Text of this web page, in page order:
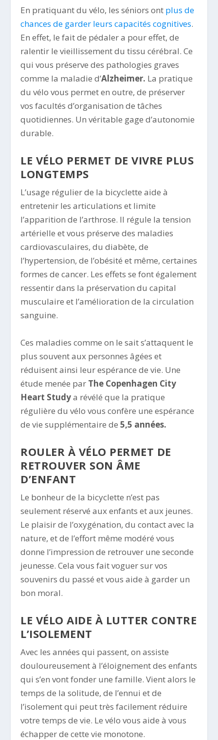
En pratiquant du vélo, les séniors ont plus de
chances de garder leurs capacités cognitives.
En effet, le fait de pédaler a pour effet, de
ralentir le vieillissement du tissu cérébral. Ce
qui vous préserve des pathologies graves
comme la maladie d’Alzheimer. La pratique
du vélo vous permet en outre, de préserver
vos facultés d’organisation de tâches
quotidiennes. Un véritable gage d’autonomie
durable.
LE VÉLO PERMET DE VIVRE PLUS
LONGTEMPS
L’usage régulier de la bicyclette aide à
entretenir les articulations et limite
l’apparition de l’arthrose. Il régule la tension
artérielle et vous préserve des maladies
cardiovasculaires, du diabète, de
l’hypertension, de l’obésité et même, certaines
formes de cancer. Les effets se font également
ressentir dans la préservation du capital
musculaire et l’amélioration de la circulation
sanguine.
Ces maladies comme on le sait s’attaquent le
plus souvent aux personnes âgées et
réduisent ainsi leur espérance de vie. Une
étude menée par The Copenhagen City
Heart Studya révélé que la pratique
régulière du vélo vous confère une espérance
de vie supplémentaire de5,5 années.
ROULER À VÉLO PERMET DE
RETROUVER SON ÂME
D’ENFANT
Le bonheur de la bicyclette n’est pas
seulement réservé aux enfants et aux jeunes.
Le plaisir de l’oxygénation, du contact avec la
nature, et de l’effort même modéré vous
donne l’impression de retrouver une seconde
jeunesse. Cela vous fait voguer sur vos
souvenirs du passé et vous aide à garder un
bon moral.
LE VÉLO AIDE À LUTTER CONTRE
L’ISOLEMENT
Avec les années qui passent, on assiste
douloureusement à l’éloignement des enfants
qui s’en vont fonder une famille. Vient alors le
temps de la solitude, de l’ennui et de
l’isolement qui peut très facilement réduire
votre temps de vie. Le vélo vous aide à vous
échapper de cette vie monotone.